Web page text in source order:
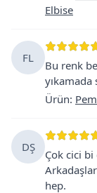
Elbise
FL
Bu renk
yıkamada
Ürün:
DŞ
Çok cici bi
hep.